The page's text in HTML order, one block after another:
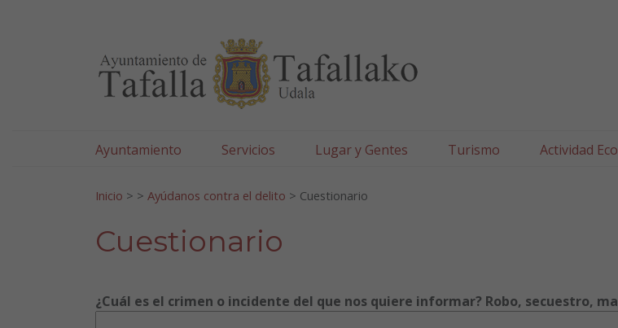
Ayuntamiento Servicios Lugar y Gentes Turismo Actividad
Inicio > > Ayúdanos contra el delito > Cuestionario
Cuestionario
¿Cuál es el crimen o incidente del que nos quiere informar? Robo, secuestro,